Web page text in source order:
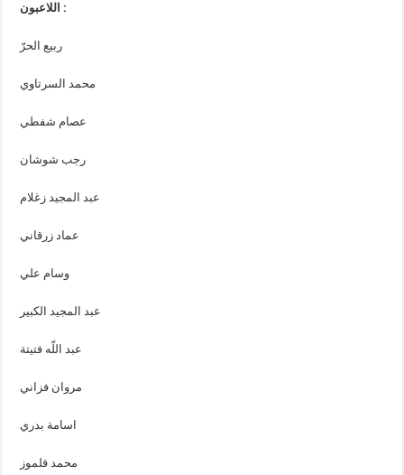
اللاعبون :
ربيع الحرّ
محمد السرتاوي
عصام شفطي
رجب شوشان
عبد المجيد زغلام
عماد زرقاني
وسام علي
عبد المجيد الكبير
عبد اللّه فتيتة
مروان فزاني
اسامة بدري
محمد قلموز